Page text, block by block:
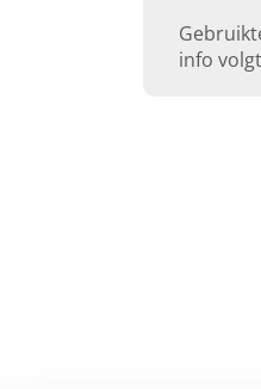
info volgt